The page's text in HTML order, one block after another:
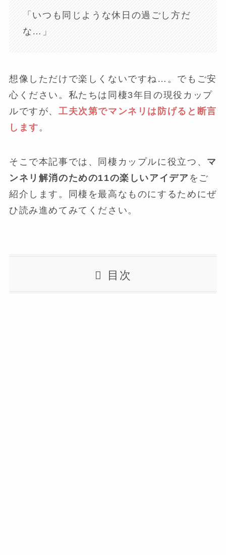
「いつも同じような休日の過ごし方だ
な…」
想像しただけで楽しくないですね…。でもご安
心ください。私たちは同棲3年目の現役カップ
ルですが、 工夫次第でマンネリは防げると断言
します。
そこで本記事では、同棲カップルに役立つ、 マ
ンネリ解消のための11の楽しいアイデア をご
紹介します。同棲を最高なものにするためにぜ
ひ読み進めてみてください。
目次